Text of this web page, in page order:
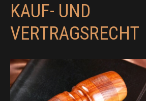
KAUF- UND
VERTRAGSRECHT